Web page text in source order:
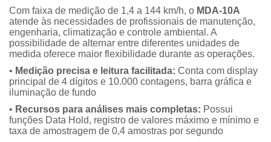
Com faixa de medição de 1,4 a 144 km/h, o MDA-10A
atende às necessidades de profissionais de manutenção,
engenharia, climatização e controle ambiental. A
possibilidade de alternar entre diferentes unidades de
medida oferece maior flexibilidade durante as operações.
• Medição precisa e leitura facilitada: Conta com display
principal de 4 dígitos e 10.000 contagens, barra gráfica e
iluminação de fundo
• Recursos para análises mais completas: Possui
funções Data Hold, registro de valores máximo e mínimo e
taxa de amostragem de 0,4 amostras por segundo